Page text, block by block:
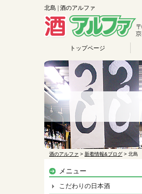
北島 | 酒のアルファ
トップページ
酒のアルファ > 新着情報&ブログ > 北島
メニュー
こだわりの日本酒